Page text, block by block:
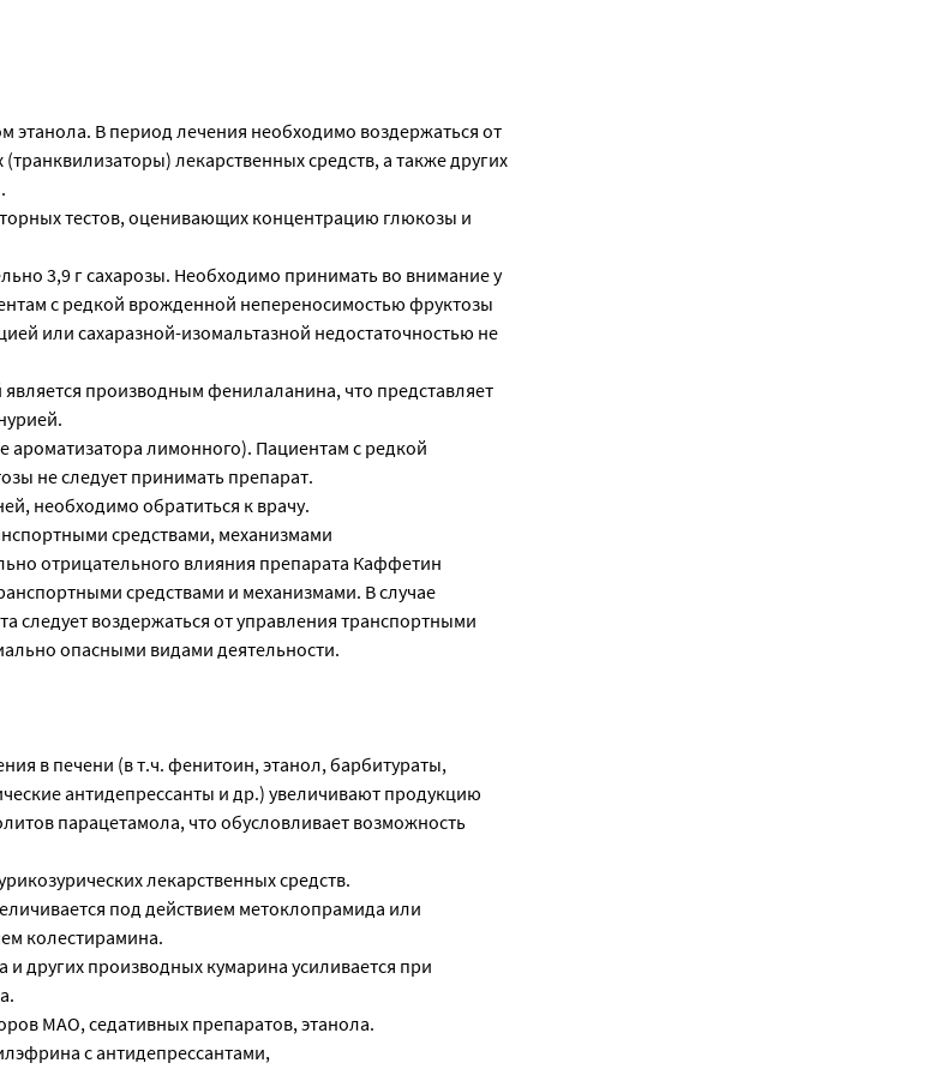
этанола. В период лечения необходимо воздержаться от
лекарственных средств, а также других
тестов, оценивающих концентрацию глюкозы и
3,9 г сахарозы. Необходимо принимать во внимание у
с редкой врожденной непереносимостью фруктозы
или сахаразной-изомальтазной недостаточностью не
производным фенилаланина, что представляет
ароматизатора лимонного). Пациентам с редкой
не следует принимать препарат.
необходимо обратиться к врачу.
средствами, механизмами
отрицательного влияния препарата Каффетин
средствами и механизмами. В случае
следует воздержаться от управления транспортными
опасными видами деятельности.
в печени (в т.ч. фенитоин, этанол, барбитураты,
антидепрессанты и др.) увеличивают продукцию
парацетамола, что обусловливает возможность
лекарственных средств.
под действием метоклопрамида или
колестирамина.
других производных кумарина усиливается при
МАО, седативных препаратов, этанола.
с антидепрессантами,